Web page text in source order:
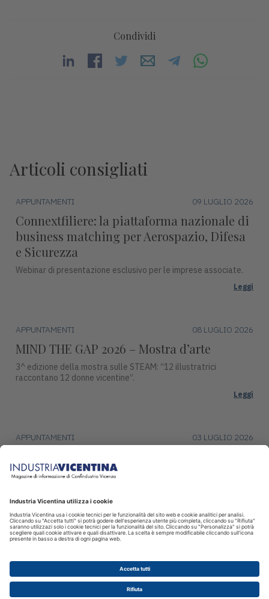
Condividi
Articoli consigliati
APPUNTAMENTI 09 LUGLIO 2026
Connextfiliere: la piattaforma nazionale di
business matching per Aerospazio, Difesa
e Sicurezza
Webinar di presentazione esclusivo per le imprese associate.
Leggi
APPUNTAMENTI 08 LUGLIO 2026
MIND THE GAP 2026 – Mostra d’arte
3^ edizione della mostra sulle STEAM: “12 illustratrici
raccontano 12 donne vicentine”.
Leggi
APPUNTAMENTI 03 LUGLIO 2026
Mercoledì 15 luglio, alle ore 17:30, Piazza Duomo ad Asiago
Premio Campiello.
Leggi
© 2026 INDUSTRIA VICENTINA - Editore I.P.I srl, Piazza Castello 3
Vicenza - CF e P.IVA 00341780245 - Reg. Trib. Vicenza 431 del